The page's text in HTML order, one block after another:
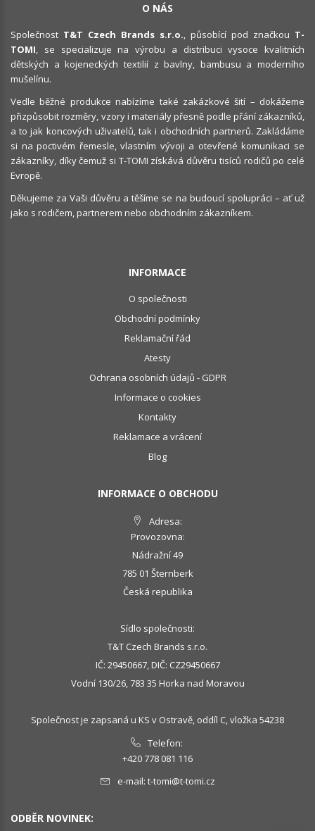
O NÁS
Společnost T&T Czech Brands s.r.o., působící pod značkou T-
TOMI, se specializuje na výrobu a distribuci vysoce kvalitních
dětských a kojeneckých textilií z bavlny, bambusu a moderního
mušelínu.
Vedle běžné produkce nabízíme také zakázkové šití – dokážeme
přizpůsobit rozměry, vzory i materiály přesně podle přání zákazníků,
a to jak koncových uživatelů, tak i obchodních partnerů. Zakládáme
si na poctivém řemesle, vlastním vývoji a otevřené komunikaci se
zákazníky, díky čemuž si T-TOMI získává důvěru tisíců rodičů po celé
Evropě.
Děkujeme za Vaši důvěru a těšíme se na budoucí spolupráci – ať už
jako s rodičem, partnerem nebo obchodním zákazníkem.
INFORMACE
O společnosti
Obchodní podmínky
Reklamační řád
Atesty
Ochrana osobních údajů - GDPR
Informace o cookies
Kontakty
Reklamace a vrácení
Blog
INFORMACE O OBCHODU
Adresa:
Provozovna:
Nádražní 49
785 01 Šternberk
Česká republika
Sídlo společnosti:
T&T Czech Brands s.r.o.
IČ: 29450667, DIČ: CZ29450667
Vodní 130/26, 783 35 Horka nad Moravou
Společnost je zapsaná u KS v Ostravě, oddíl C, vložka 54238
Telefon:
+420 778 081 116
e-mail: t-tomi@t-tomi.cz
ODBĚR NOVINEK: